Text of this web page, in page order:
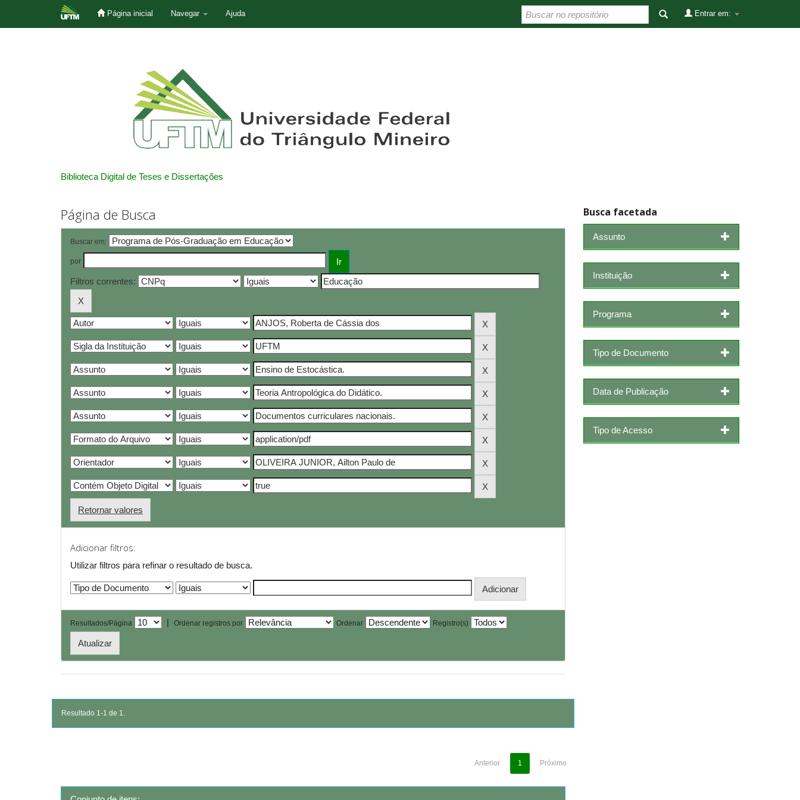
Página inicial Navegar Ajuda Entrar em:
Biblioteca Digital de Teses e Dissertações
Página de Busca
Buscar em:
por
Filtros correntes:
Retornar valores
Adicionar filtros:
Utilizar filtros para refinar o resultado de busca.
Resultados/Página | Ordenar registros por Ordenar Registro(s)
Resultado 1-1 de 1.
Anterior 1 Próximo
Busca facetada
Assunto
Instituição
Programa
Tipo de Documento
Data de Publicação
Tipo de Acesso